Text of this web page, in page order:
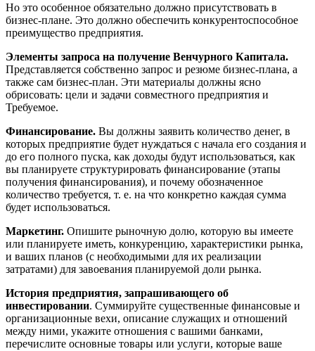
Но это особенное обязательно должно присутствовать в
бизнес-плане. Это должно обеспечить конкурентоспособное
преимущество предприятия.
Элементы запроса на получение Венчурного Капитала.
Представляется собственно запрос и резюме бизнес-плана, а
также сам бизнес-план. Эти материалы должны ясно
обрисовать: цели и задачи совместного предприятия и
Требуемое.
Финансирование. Вы должны заявить количество денег, в
которых предприятие будет нуждаться с начала его создания и
до его полного пуска, как доходы будут использоваться, как
вы планируете структурировать финансирование (этапы
получения финансирования), и почему обозначенное
количество требуется, т. е. на что конкретно каждая сумма
будет использоваться.
Маркетинг. Опишите рыночную долю, которую вы имеете
или планируете иметь, конкуренцию, характеристики рынка,
и ваших планов (с необходимыми для их реализации
затратами) для завоевания планируемой доли рынка.
История предприятия, запрашивающего об
инвестировании. Суммируйте существенные финансовые и
организационные вехи, описание служащих и отношений
между ними, укажите отношения с вашими банками,
перечислите основные товары или услуги, которые ваше